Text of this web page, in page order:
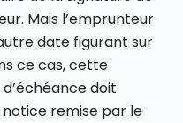
Mais l’emprunteur
date figurant sur
ce cas, cette
doit
remise par le